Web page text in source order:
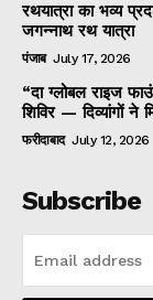
रथयात्रा का भव्य
जगन्नाथ रथ यात्रा
पंजाब July 17, 2026
“दा ग्लोबल राइज
शिविर — दिव्यांगों ने
फरीदाबाद July 12, 2026
Subscribe